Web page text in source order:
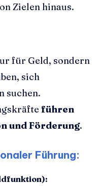
Zielen hinaus.
für Geld, sondern
sich
suchen.
führen
und Förderung.
Führung: